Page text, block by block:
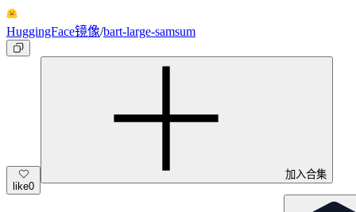
HuggingFace镜像/bart-large-samsum
like0
加入合集